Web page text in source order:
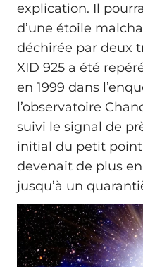
explication. Il
d’une étoile
déchirée par deux
XID 925 a été
en 1999 dans
l’observatoire
suivi le signal de
initial du petit
devenait de plus
jusqu’à un